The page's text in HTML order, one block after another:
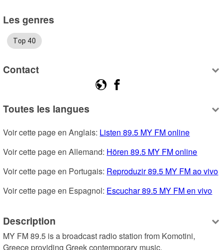
Les genres
Top 40
Contact
Toutes les langues
Voir cette page en Anglais: Listen 89.5 MY FM online
Voir cette page en Allemand: Hören 89.5 MY FM online
Voir cette page en Portugais: Reproduzir 89.5 MY FM ao vivo
Voir cette page en Espagnol: Escuchar 89.5 MY FM en vivo
Description
MY FM 89.5 is a broadcast radio station from Komotini,
Greece providing Greek contemporary music.